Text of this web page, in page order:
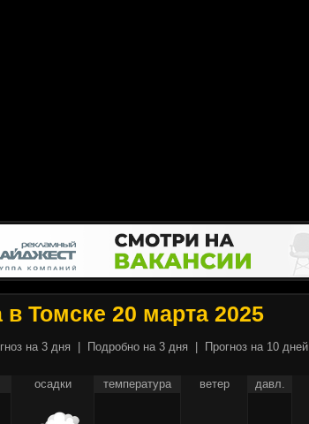
в Томске 20 марта 2025
на 3 дня Подробно на 3 дня Прогноз на 10 дней
осадки температура ветер давл.